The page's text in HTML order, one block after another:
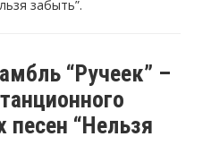
забыть”.
“Ручеек” –
песен “Нельзя